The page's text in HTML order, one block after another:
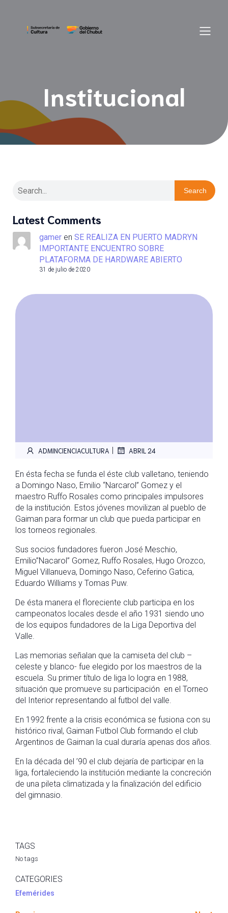
Institucional
Search
Latest Comments
gamer en SE REALIZA EN PUERTO MADRYN
IMPORTANTE ENCUENTRO SOBRE
PLATAFORMA DE HARDWARE ABIERTO
31 de julio de 2020
ADMINCIENCIACULTURA | ABRIL 24
En ésta fecha se funda el éste club valletano, teniendo
a Domingo Naso, Emilio “Narcarol” Gomez y el
maestro Ruffo Rosales como principales impulsores
de la institución. Estos jóvenes movilizan al pueblo de
Gaiman para formar un club que pueda participar en
los torneos regionales.
Sus socios fundadores fueron José Meschio,
Emilio”Nacarol” Gomez, Ruffo Rosales, Hugo Orozco,
Miguel Villanueva, Domingo Naso, Ceferino Gatica,
Eduardo Williams y Tomas Puw.
De ésta manera el floreciente club participa en los
campeonatos locales desde el año 1931 siendo uno
de los equipos fundadores de la Liga Deportiva del
Valle.
Las memorias señalan que la camiseta del club –
celeste y blanco- fue elegido por los maestros de la
escuela. Su primer título de liga lo logra en 1988,
situación que promueve su participación en el Torneo
del Interior representando al futbol del valle.
En 1992 frente a la crisis económica se fusiona con su
histórico rival, Gaiman Futbol Club formando el club
Argentinos de Gaiman la cual duraría apenas dos años.
En la década del ’90 el club dejaría de participar en la
liga, fortaleciendo la institución mediante la concreción
de una pileta climatizada y la finalización del edificio
del gimnasio.
TAGS
No tags
CATEGORIES
Efemérides